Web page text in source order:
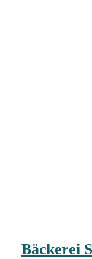
Bäckerei